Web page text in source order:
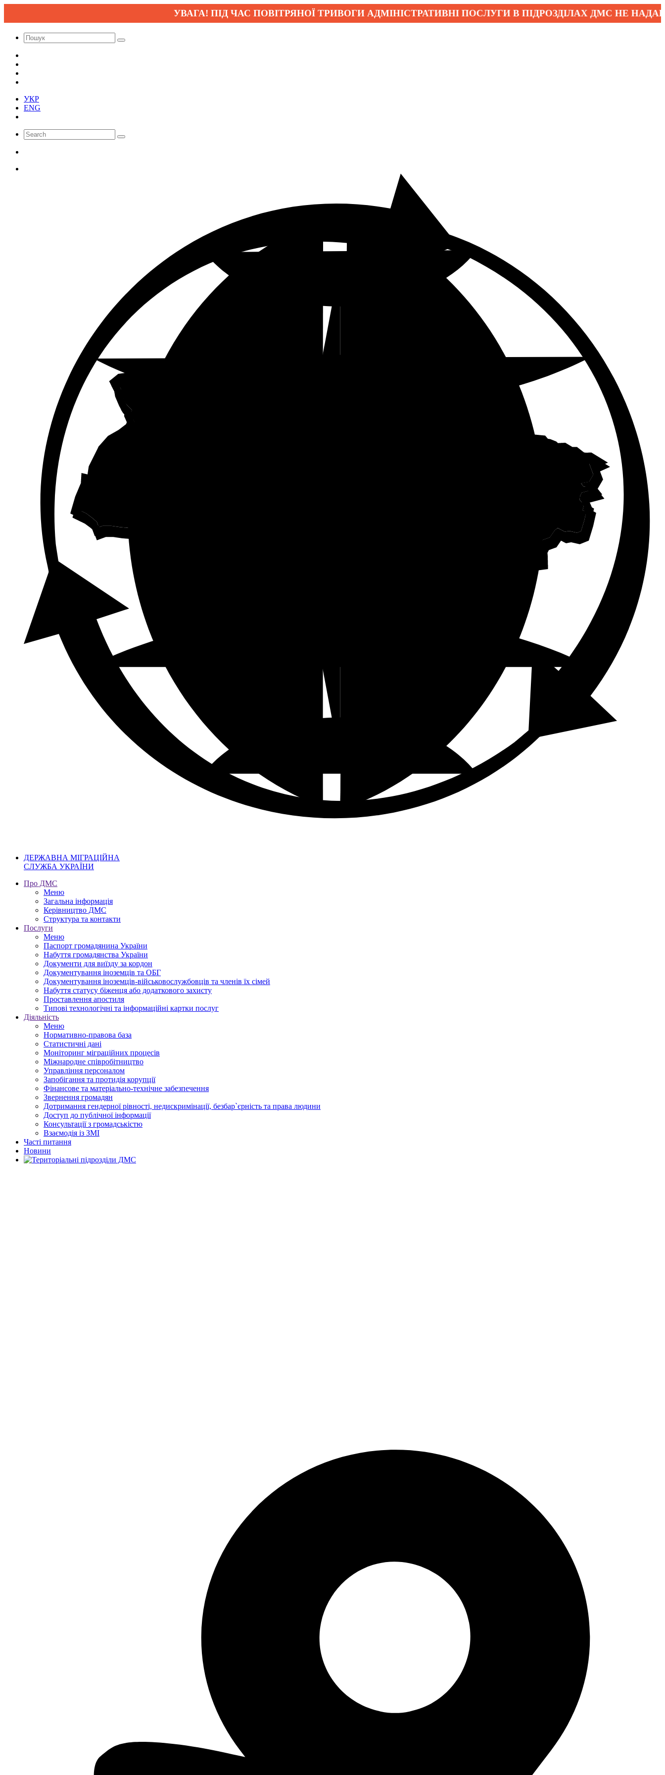
УВАГА! ПІД ЧАС ПОВІТРЯНОЇ ТРИВОГИ АДМІНІСТРАТИВНІ ПОСЛУГИ В ПІДРОЗДІЛАХ ДМС НЕ
УКР
ENG
ДЕРЖАВНА МІГРАЦІЙНА
СЛУЖБА УКРАЇНИ
Про ДМС
Меню
Загальна інформація
Керівництво ДМС
Структура та контакти
Послуги
Меню
Паспорт громадянина України
Набуття громадянства України
Документи для виїзду за кордон
Документування іноземців та ОБГ
Документування іноземців-військовослужбовців та членів їх сімей
Набуття статусу біженця або додаткового захисту
Проставлення апостиля
Типові технологічні та інформаційні картки послуг
Діяльність
Меню
Нормативно-правова база
Статистичні дані
Моніторинг міграційних процесів
Міжнародне співробітництво
Управління персоналом
Запобігання та протидія корупції
Фінансове та матеріально-технічне забезпечення
Звернення громадян
Дотримання гендерної рівності, недискримінації, безбар`єрність та права людини
Доступ до публічної інформації
Консультації з громадськістю
Взаємодія із ЗМІ
Часті питання
Новини